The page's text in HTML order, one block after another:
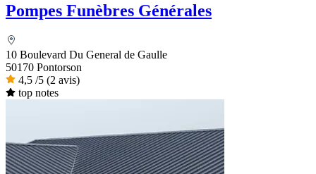
Pompes Funèbres Générales
10 Boulevard Du General de Gaulle
50170 Pontorson
4,5 /5 (2 avis)
top notes